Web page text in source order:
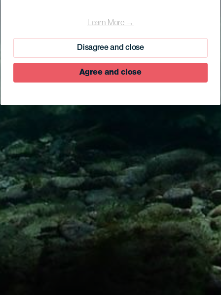
Learn More →
Disagree and close
Agree and close